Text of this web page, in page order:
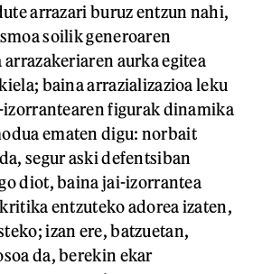
arrazari buruz entzun nahi,
soilik generoaren
aurka egitea
baina arrazializazioa leku
izorrantearen figurak dinamika
ematen digu: norbait
segur aski defentsiban
diot, baina jai-izorrantea
entzuteko adorea izaten,
izan ere, batzuetan,
da, berekin ekar